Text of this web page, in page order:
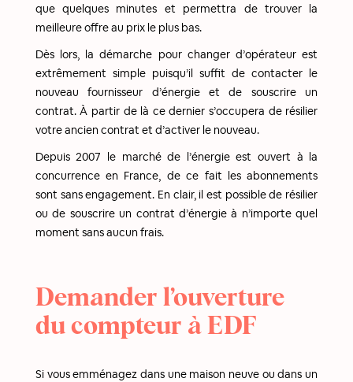
que quelques minutes et permettra de trouver la
meilleure offre au prix le plus bas.
Dès lors, la démarche pour changer d’opérateur est
extrêmement simple puisqu’il suffit de contacter le
nouveau fournisseur d’énergie et de souscrire un
contrat. À partir de là ce dernier s’occupera de résilier
votre ancien contrat et d’activer le nouveau.
Depuis 2007 le marché de l’énergie est ouvert à la
concurrence en France, de ce fait les abonnements
sont sans engagement. En clair, il est possible de résilier
ou de souscrire un contrat d’énergie à n’importe quel
moment sans aucun frais.
Demander l’ouverture
du compteur à EDF
Si vous emménagez dans une maison neuve ou dans un